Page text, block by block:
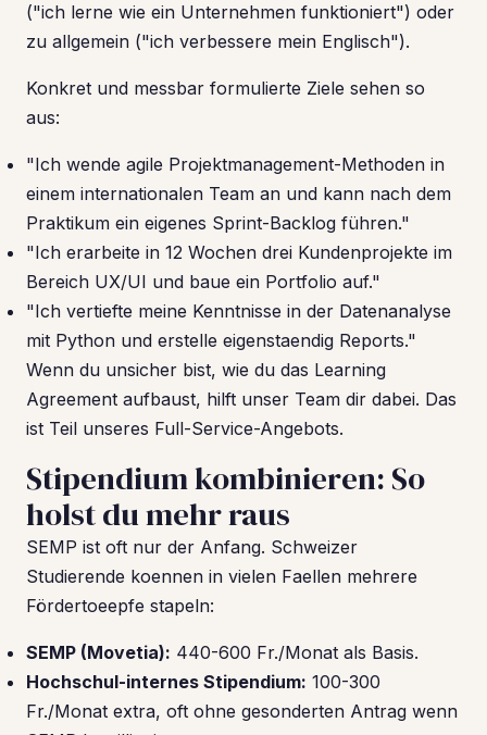
("ich lerne wie ein Unternehmen funktioniert") oder
zu allgemein ("ich verbessere mein Englisch").
Konkret und messbar formulierte Ziele sehen so
aus:
"Ich wende agile Projektmanagement-Methoden in
einem internationalen Team an und kann nach dem
Praktikum ein eigenes Sprint-Backlog führen."
"Ich erarbeite in 12 Wochen drei Kundenprojekte im
Bereich UX/UI und baue ein Portfolio auf."
"Ich vertiefte meine Kenntnisse in der Datenanalyse
mit Python und erstelle eigenstaendig Reports."
Wenn du unsicher bist, wie du das Learning
Agreement aufbaust, hilft unser Team dir dabei. Das
ist Teil unseres Full-Service-Angebots.
Stipendium kombinieren: So
holst du mehr raus
SEMP ist oft nur der Anfang. Schweizer
Studierende koennen in vielen Faellen mehrere
Fördertoeepfe stapeln:
SEMP (Movetia): 440-600 Fr./Monat als Basis.
Hochschul-internes Stipendium: 100-300
Fr./Monat extra, oft ohne gesonderten Antrag wenn